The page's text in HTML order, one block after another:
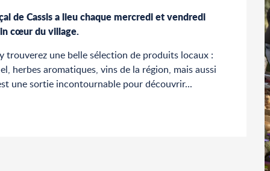
de Cassis a lieu chaque mercredi et vendredi
cœur du village.
trouverez une belle sélection de produits locaux :
herbes aromatiques, vins de la région, mais aussi
une sortie incontournable pour découvrir...